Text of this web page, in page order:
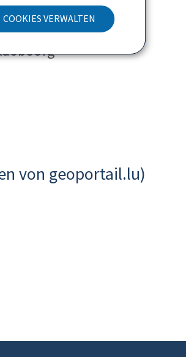
COOKIES VERWALTEN
von geoportail.lu)